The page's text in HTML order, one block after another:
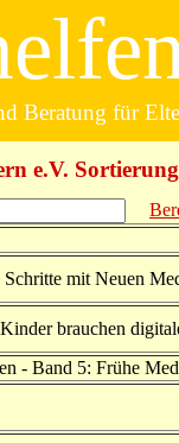
Beratung für
e.V.
mit Neuen
brauchen
- Band 5: Frühe